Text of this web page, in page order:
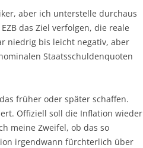
aber ich unterstelle durchaus
das Ziel verfolgen, die reale
niedrig bis leicht negativ, aber
Staatsschuldenquoten
früher oder später schaffen.
Offiziell soll die Inflation wieder
meine Zweifel, ob das so
irgendwann fürchterlich über